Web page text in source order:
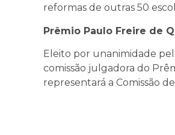
reformas de outras 50
Prêmio Paulo Freire de
Eleito por unanimidade
comissão julgadora do
representará a Comissão